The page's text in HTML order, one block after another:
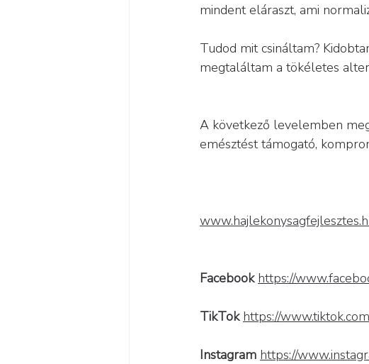
mindent eláraszt, ami
Tudod mit csináltam?
megtaláltam a tökéletes
A következő levelemben
emésztést támogató,
Facebook https://
TikTok https://
Instagram https://